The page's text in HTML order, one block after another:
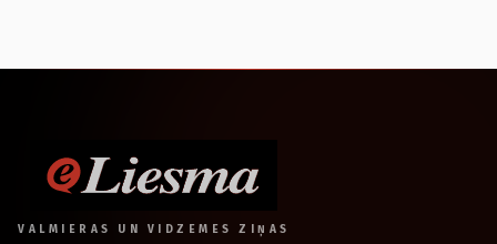
VALMIERAS UN VIDZEMES ZIŅAS